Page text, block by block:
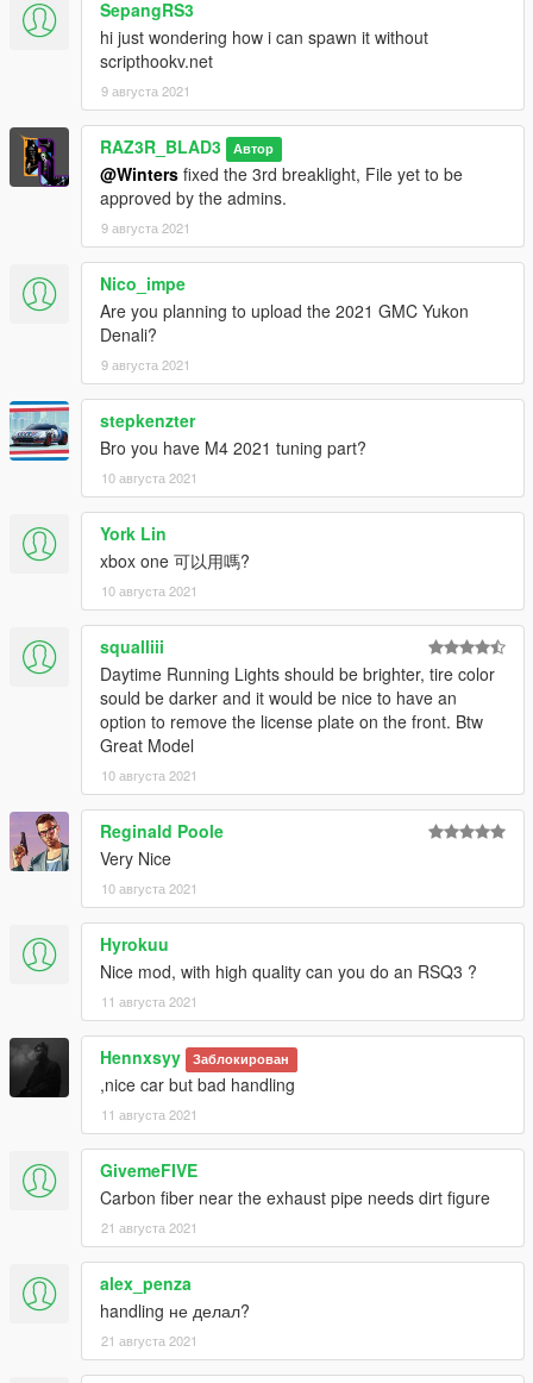
SepangRS3
hi just wondering how i can spawn it without
scripthookv.net
9 августа 2021
RAZ3R_BLAD3 Автор
@Winters fixed the 3rd breaklight, File yet to be
approved by the admins.
9 августа 2021
Nico_impe
Are you planning to upload the 2021 GMC Yukon
Denali?
9 августа 2021
stepkenzter
Bro you have M4 2021 tuning part?
10 августа 2021
York Lin
xbox one 可以用嗎?
10 августа 2021
squalliii
Daytime Running Lights should be brighter, tire color
sould be darker and it would be nice to have an
option to remove the license plate on the front. Btw
Great Model
10 августа 2021
Reginald Poole
Very Nice
10 августа 2021
Hyrokuu
Nice mod, with high quality can you do an RSQ3 ?
11 августа 2021
Hennxsyy Заблокирован
,nice car but bad handling
11 августа 2021
GivemeFIVE
Carbon fiber near the exhaust pipe needs dirt figure
21 августа 2021
alex_penza
handling не делал?
21 августа 2021